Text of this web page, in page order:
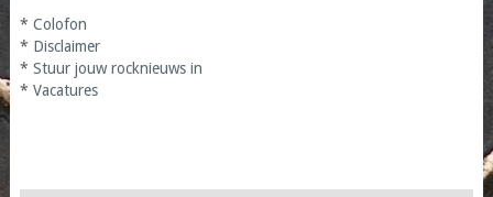
* Colofon
* Disclaimer
* Stuur jouw rocknieuws in
* Vacatures